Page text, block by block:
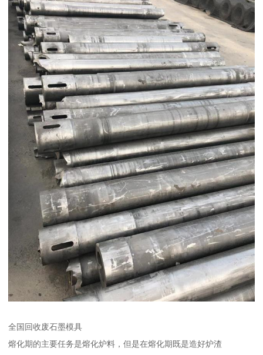
全国回收废石墨模具
熔化期的主要任务是熔化炉料，但是在熔化期既是造好炉渣